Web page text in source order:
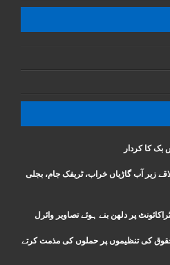
بک کا کردار
زیر آب گاڑیاں خراب، ٹریفک جام، بجلی
پر دلھن بنے ہوئے تصاویر وائرل
کی تنظیموں پر حملوں کی مذمت کرتے